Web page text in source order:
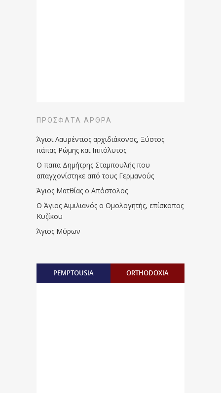
ΠΡΌΣΦΑΤΑ ΆΡΘΡΑ
Άγιοι Λαυρέντιος αρχιδιάκονος, Ξύστος
πάπας Ρώμης και Ιππόλυτος
Ο παπα Δημήτρης Σταμπουλής που
απαγχονίστηκε από τους Γερμανούς
Άγιος Ματθίας ο Απόστολος
Ο Άγιος Αιμιλιανός ο Ομολογητής, επίσκοπος
Κυζίκου
Άγιος Μύρων
PEMPTOUSIA ORTHODOXIA